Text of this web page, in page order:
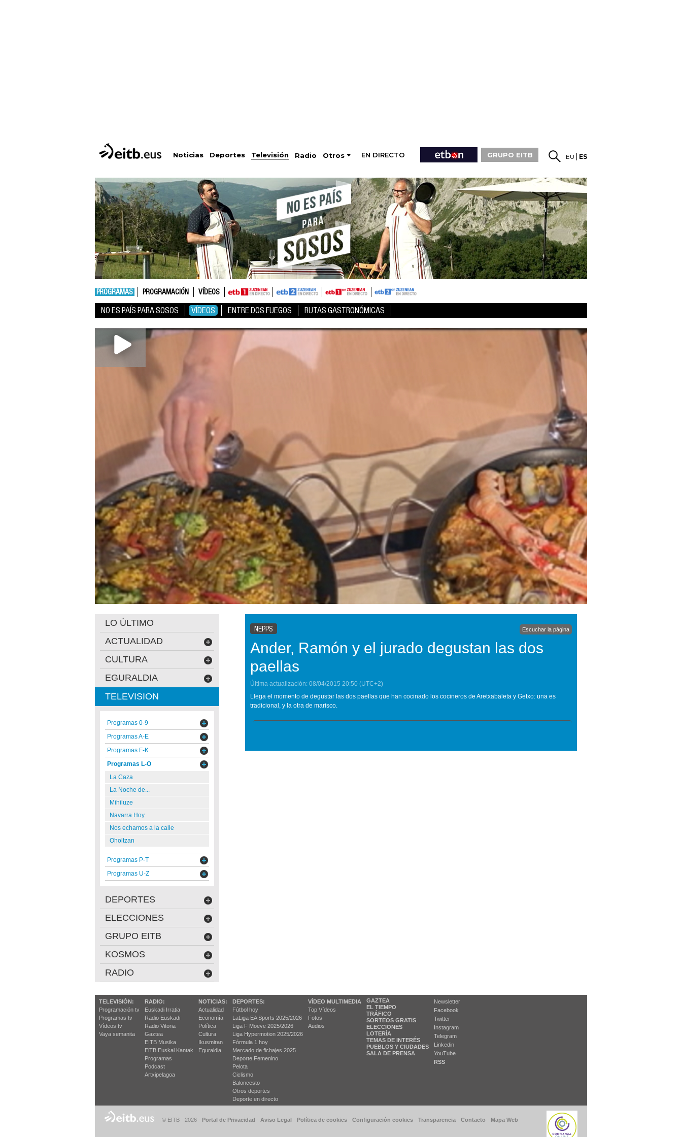
Noticias Deportes Televisión Radio Otros EN DIRECTO GRUPO EITB EU ES
PROGRAMAS PROGRAMACIÓN VÍDEOS
NO ES PAÍS PARA SOSOS VÍDEOS ENTRE DOS FUEGOS RUTAS GASTRONÓMICAS
NEPPS Escuchar la página
Ander, Ramón y el jurado degustan las dos
paellas
Última actualización: 08/04/2015 20:50 (UTC+2)
Llega el momento de degustar las dos paellas que han cocinado los cocineros de Aretxabaleta y Getxo: una es
tradicional, y la otra de marisco.
LO ÚLTIMO
ACTUALIDAD
CULTURA
EGURALDIA
TELEVISION
Programas 0-9
Programas A-E
Programas F-K
Programas L-O
La Caza
La Noche de...
Mihiluze
Navarra Hoy
Nos echamos a la calle
Oholtzan
Programas P-T
Programas U-Z
DEPORTES
ELECCIONES
GRUPO EITB
KOSMOS
RADIO
TELEVISIÓN:
Programación tv
Programas tv
Vídeos tv
Vaya semanita
RADIO:
Euskadi Irratia
Radio Euskadi
Radio Vitoria
Gaztea
EITB Musika
EiTB Euskal Kantak
Programas
Podcast
Artxipelagoa
NOTICIAS:
Actualidad
Economía
Política
Cultura
Ikusmiran
Eguraldia
DEPORTES:
Fútbol hoy
LaLiga EA Sports 2025/2026
Liga F Moeve 2025/2026
Liga Hypermotion 2025/2026
Fórmula 1 hoy
Mercado de fichajes 2025
Deporte Femenino
Pelota
Ciclismo
Baloncesto
Otros deportes
Deporte en directo
VÍDEO MULTIMEDIA
Top Vídeos
Fotos
Audios
GAZTEA
EL TIEMPO
TRÁFICO
SORTEOS GRATIS
ELECCIONES
LOTERÍA
TEMAS DE INTERÉS
PUEBLOS Y CIUDADES
SALA DE PRENSA
Newsletter
Facebook
Twitter
Instagram
Telegram
Linkedin
YouTube
RSS
© EITB - 2026 - Portal de Privacidad - Aviso Legal - Política de cookies - Configuración cookies - Transparencia - Contacto - Mapa Web